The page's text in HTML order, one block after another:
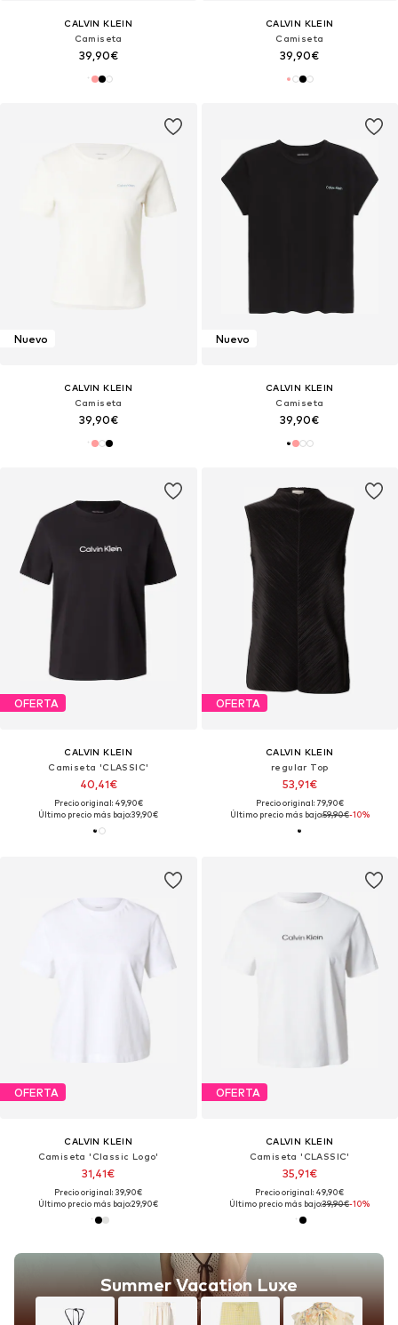
CALVIN KLEIN
Camiseta
39,90€
CALVIN KLEIN
Camiseta
39,90€
Nuevo
CALVIN KLEIN
Camiseta
39,90€
Nuevo
CALVIN KLEIN
Camiseta
39,90€
OFERTA
CALVIN KLEIN
Camiseta 'CLASSIC'
40,41€
Precio original: 49,90€
Último precio más bajo:39,90€
OFERTA
CALVIN KLEIN
regular Top
53,91€
Precio original: 79,90€
Último precio más bajo:59,90€-10%
OFERTA
CALVIN KLEIN
Camiseta 'Classic Logo'
31,41€
Precio original: 39,90€
Último precio más bajo:29,90€
Summer Vacation Luxe
OFERTA
CALVIN KLEIN
Camiseta 'CLASSIC'
35,91€
Precio original: 49,90€
Último precio más bajo:39,90€-10%